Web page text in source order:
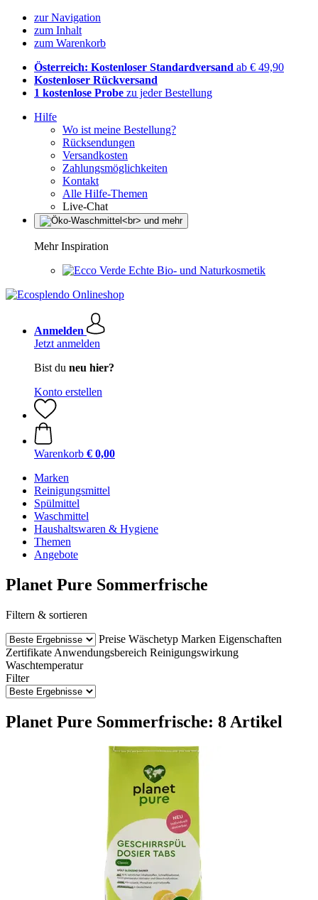
zur Navigation
zum Inhalt
zum Warenkorb
Österreich: Kostenloser Standardversand ab € 49,90
Kostenloser Rückversand
1 kostenlose Probe zu jeder Bestellung
Hilfe
Wo ist meine Bestellung?
Rücksendungen
Versandkosten
Zahlungsmöglichkeiten
Kontakt
Alle Hilfe-Themen
Live-Chat
Mehr Inspiration
Echte Bio- und Naturkosmetik
Anmelden
Jetzt anmelden
Bist du neu hier?
Konto erstellen
Warenkorb € 0,00
Marken
Reinigungsmittel
Spülmittel
Waschmittel
Haushaltswaren & Hygiene
Themen
Angebote
Planet Pure Sommerfrische
Filtern & sortieren
Preise Wäschetyp Marken Eigenschaften
Zertifikate Anwendungsbereich Reinigungswirkung
Waschtemperatur
Filter
Planet Pure Sommerfrische: 8 Artikel